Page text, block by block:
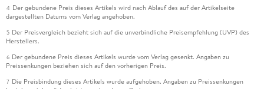
4 Der gebundene Preis dieses Artikels wird nach Ablauf des auf der Artikelseite
dargestellten Datums vom Verlag angehoben.
5 Der Preisvergleich bezieht sich auf die unverbindliche Preisempfehlung (UVP) des
Herstellers.
6 Der gebundene Preis dieses Artikels wurde vom Verlag gesenkt. Angaben zu
Preissenkungen beziehen sich auf den vorherigen Preis.
7 Die Preisbindung dieses Artikels wurde aufgehoben. Angaben zu Preissenkungen